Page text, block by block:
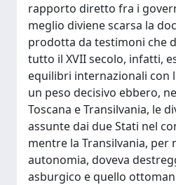
rapporto diretto fra i
meglio diviene scarsa la
prodotta da testimoni che
tutto il XVII secolo, infatti,
equilibri internazionali con
un peso decisivo ebbero,
Toscana e Transilvania, le
assunte dai due Stati nel
mentre la Transilvania, per
autonomia, doveva
asburgico e quello